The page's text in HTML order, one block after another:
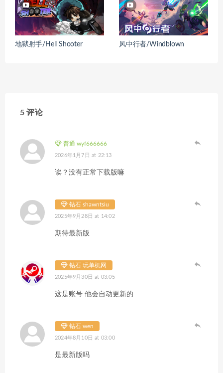
地狱射手/Hell Shooter 风中行者/Windblown
5 评论
普通 wyf666666
2026年1月7日 at 22:13
诶？没有正常下载版嘛
钻石 shawntsiu
2025年9月28日 at 14:02
期待最新版
钻石 玩单机网
2025年9月30日 at 03:05
这是账号 他会自动更新的
钻石 wen
2024年8月10日 at 03:00
是最新版吗